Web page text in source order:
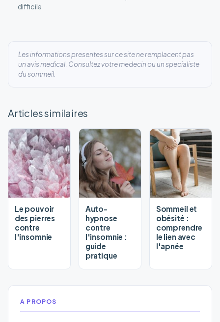
difficile
Les informations presentes sur ce site ne remplacent pas
un avis medical. Consultez votre medecin ou un specialiste
du sommeil.
Articles similaires
Le pouvoir
des pierres
contre
l'insomnie
Auto-
hypnose
contre
l'insomnie :
guide
pratique
Sommeil et
obésité :
comprendre
le lien avec
l'apnée
A PROPOS